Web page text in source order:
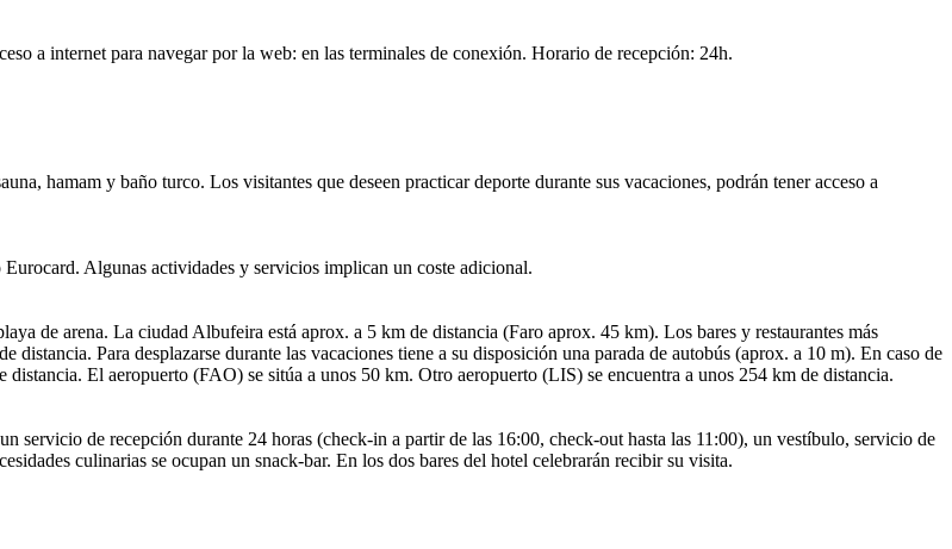
a internet para navegar por la web: en las terminales de conexión. Horario de recepción: 24h.
hamam y baño turco. Los visitantes que deseen practicar deporte durante sus vacaciones, podrán tener acceso a
Algunas actividades y servicios implican un coste adicional.
de arena. La ciudad Albufeira está aprox. a 5 km de distancia (Faro aprox. 45 km). Los bares y restaurantes más
distancia. Para desplazarse durante las vacaciones tiene a su disposición una parada de autobús (aprox. a 10 m). En caso de
El aeropuerto (FAO) se sitúa a unos 50 km. Otro aeropuerto (LIS) se encuentra a unos 254 km de distancia.
servicio de recepción durante 24 horas (check-in a partir de las 16:00, check-out hasta las 11:00), un vestíbulo, servicio de
culinarias se ocupan un snack-bar. En los dos bares del hotel celebrarán recibir su visita.